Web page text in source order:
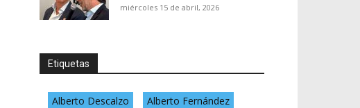
miércoles 15 de abril, 2026
Etiquetas
Alberto Descalzo
Alberto Fernández